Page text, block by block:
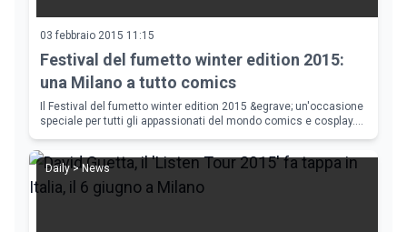
03 febbraio 2015 11:15
Festival del fumetto winter edition 2015:
una Milano a tutto comics
Il Festival del fumetto winter edition 2015 &egrave; un'occasione
speciale per tutti gli appassionati del mondo comics e cosplay.
Milano
Daily > News